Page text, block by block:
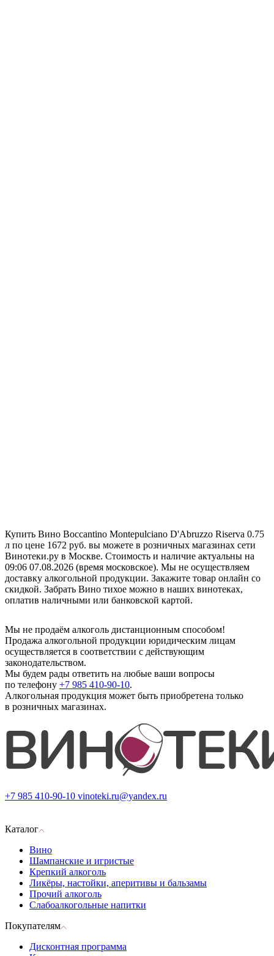
Купить Вино Boccantino Montepulciano D'Abruzzo Riserva 0.75
л по цене 1672 руб. вы можете в розничных магазинах сети
Винотеки.ру в Москве. Стоимость и наличие актуальны на
09:06 07.08.2026 (время московское). Мы не осуществляем
доставку алкогольной продукции. Закажите товар онлайн со
скидкой. Забрать Вино тихое можно в наших винотеках,
оплатив наличными или банковской картой.
Мы не продаём алкоголь дистанционным способом!
Продажа алкогольной продукции юридическим лицам
осуществляется в соответствии с действующим
законодательством.
Мы будем рады ответить на любые ваши вопросы
по телефону +7 985 410-90-10.
Алкогольная продукция может быть приобретена только
в розничных магазинах.
+7 985 410-90-10 vinoteki.ru@yandex.ru
Каталог
Вино
Шампанские и игристые
Крепкий алкоголь
Ликёры, настойки, аперитивы и бальзамы
Прочий алкоголь
Слабоалкогольные напитки
Покупателям
Дисконтная программа